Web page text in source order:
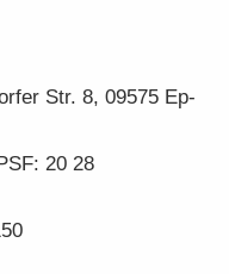
Str. 8, 09575 Ep­
20 28